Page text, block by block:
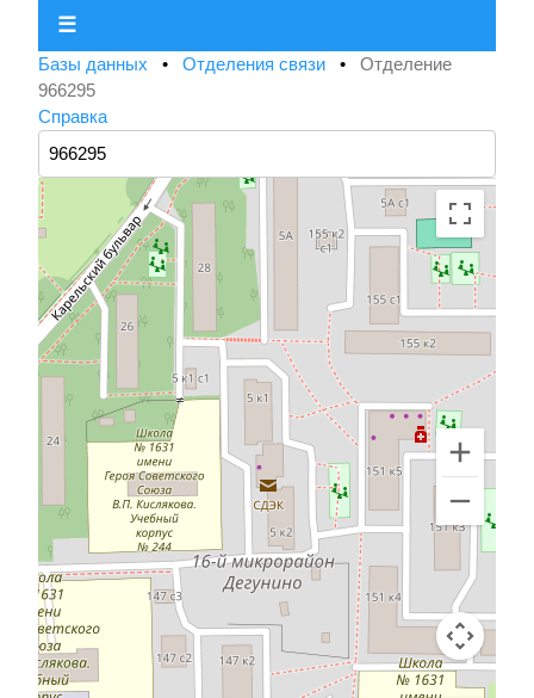
☰
Базы данных • Отделения связи • Отделение
966295
Справка